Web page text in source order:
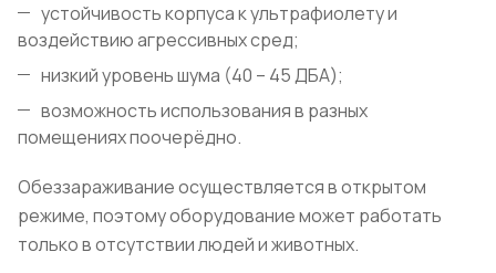
устойчивость корпуса к ультрафиолету и
воздействию агрессивных сред;
низкий уровень шума (40 – 45 ДБА);
возможность использования в разных
помещениях поочерёдно.
Обеззараживание осуществляется в открытом
режиме, поэтому оборудование может работать
только в отсутствии людей и животных.